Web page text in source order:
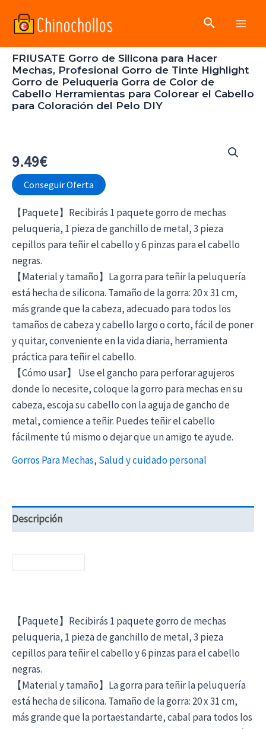
Buscar
FRIUSATE Gorro de Silicona para Hacer
Mechas, Profesional Gorro de Tinte Highlight
Gorro de Peluqueria Gorra de Color de
Cabello Herramientas para Colorear el Cabello
para Coloración del Pelo DIY
9.49€
Conseguir Oferta
【Paquete】Recibirás 1 paquete gorro de mechas
peluqueria, 1 pieza de ganchillo de metal, 3 pieza
cepillos para teñir el cabello y 6 pinzas para el cabello
negras.
【Material y tamaño】La gorra para teñir la peluquería
está hecha de silicona. Tamaño de la gorra: 20 x 31 cm,
más grande que la cabeza, adecuado para todos los
tamaños de cabeza y cabello largo o corto, fácil de poner
y quitar, conveniente en la vida diaria, herramienta
práctica para teñir el cabello.
【Cómo usar】 Use el gancho para perforar agujeros
donde lo necesite, coloque la gorro para mechas en su
cabeza, escoja su cabello con la aguja de gancho de
metal, comience a teñir. Puedes teñir el cabello
fácilmente tú mismo o dejar que un amigo te ayude.
Gorros Para Mechas, Salud y cuidado personal
Descripción
【Paquete】Recibirás 1 paquete gorro de mechas
peluqueria, 1 pieza de ganchillo de metal, 3 pieza
cepillos para teñir el cabello y 6 pinzas para el cabello
negras.
【Material y tamaño】La gorra para teñir la peluquería
está hecha de silicona. Tamaño de la gorra: 20 x 31 cm,
más grande que la portaestandarte, cabal para todos los